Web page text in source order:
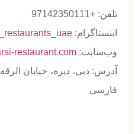
تلفن: +97142350111
اینستاگرام:
وب‌سایت: restaurant.com
آدرس: دبی، دیره، خیابان
فارسی